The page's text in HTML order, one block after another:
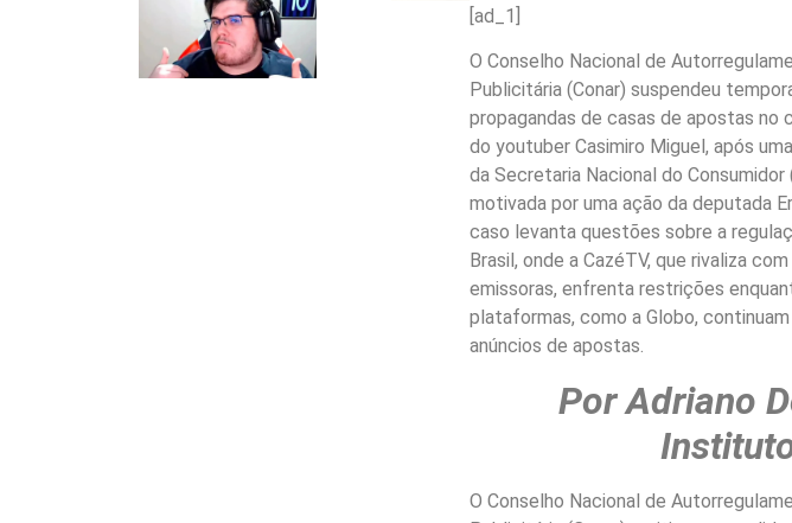
[ad_1]
O Conselho Nacional de
Publicitária (Conar) suspendeu
propagandas de casas de apostas no
do youtuber Casimiro Miguel, após
da Secretaria Nacional do Consumidor
motivada por uma ação da deputada
caso levanta questões sobre a
Brasil, onde a CazéTV, que rivaliza
emissoras, enfrenta restrições
plataformas, como a Globo,
anúncios de apostas.
Por Adriano
O Conselho Nacional de